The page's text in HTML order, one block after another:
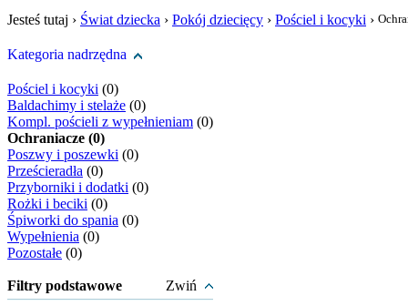
Jesteś tutaj › Świat dziecka › Pokój dziecięcy › Pościel i kocyki ›
Kategoria nadrzędna
Pościel i kocyki (0)
Baldachimy i stelaże (0)
Kompl. pościeli z wypełnieniam (0)
Ochraniacze (0)
Poszwy i poszewki (0)
Prześcieradła (0)
Przyborniki i dodatki (0)
Rożki i beciki (0)
Śpiworki do spania (0)
Wypełnienia (0)
Pozostałe (0)
Filtry podstawowe Zwiń